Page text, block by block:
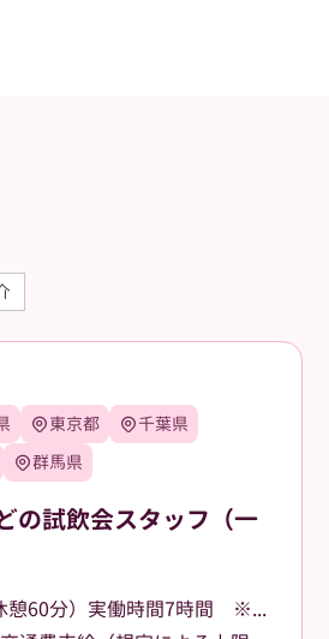
東京都
千葉県
群馬県
の試飲会スタッフ（一
10：00～18：00（休憩60分）実働時間7時間 ※勤務場所によって多少時間が異なる場合があります